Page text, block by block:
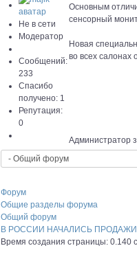
Не в сети
Модератор
Сообщений:
233
Спасибо
получено: 1
Репутация:
0
Основным
сенсорный
Новая
во всех
Администратор
Форум
Общие разделы форума
Общий форум
В РОССИИ НАЧАЛИСЬ ПРОДАЖИ
Время создания страницы: 0.140